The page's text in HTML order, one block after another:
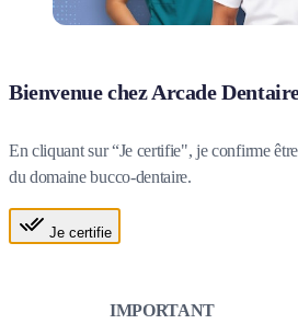
Bienvenue chez Arcade
En cliquant sur “Je certifie", je confirme
du domaine bucco-dentaire.
Je certifie
IMPORTANT